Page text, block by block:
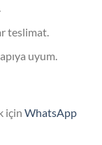
teslimat.
uyum.
için WhatsApp